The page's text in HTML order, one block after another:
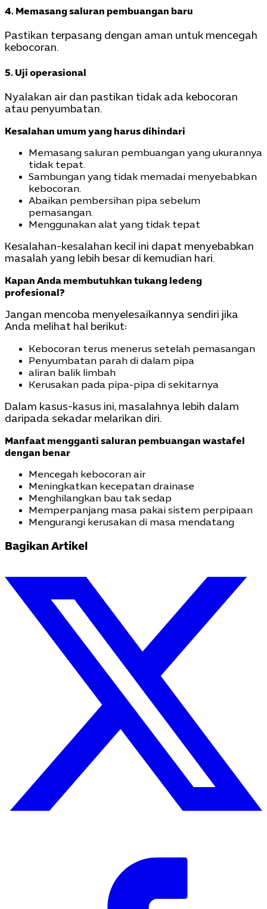
4. Memasang saluran pembuangan baru
Pastikan terpasang dengan aman untuk mencegah
kebocoran.
5. Uji operasional
Nyalakan air dan pastikan tidak ada kebocoran
atau penyumbatan.
Kesalahan umum yang harus dihindari
Memasang saluran pembuangan yang ukurannya
tidak tepat.
Sambungan yang tidak memadai menyebabkan
kebocoran.
Abaikan pembersihan pipa sebelum
pemasangan.
Menggunakan alat yang tidak tepat
Kesalahan-kesalahan kecil ini dapat menyebabkan
masalah yang lebih besar di kemudian hari.
Kapan Anda membutuhkan tukang ledeng
profesional?
Jangan mencoba menyelesaikannya sendiri jika
Anda melihat hal berikut:
Kebocoran terus menerus setelah pemasangan
Penyumbatan parah di dalam pipa
aliran balik limbah
Kerusakan pada pipa-pipa di sekitarnya
Dalam kasus-kasus ini, masalahnya lebih dalam
daripada sekadar melarikan diri.
Manfaat mengganti saluran pembuangan wastafel
dengan benar
Mencegah kebocoran air
Meningkatkan kecepatan drainase
Menghilangkan bau tak sedap
Memperpanjang masa pakai sistem perpipaan
Mengurangi kerusakan di masa mendatang
Bagikan Artikel